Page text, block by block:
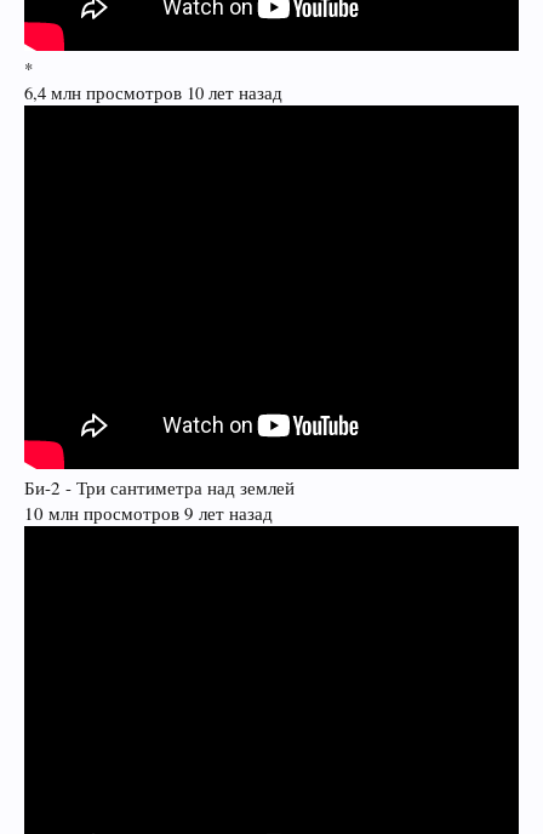
*
6,4 млн просмотров 10 лет назад
Би-2 - Три сантиметра над землей
10 млн просмотров 9 лет назад